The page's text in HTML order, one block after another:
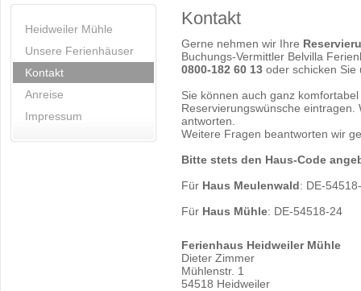
Heidweiler Mühle
Unsere Ferienhäuser
Kontakt
Anreise
Impressum
Kontakt
Gerne nehmen wir Ihre
Buchungs-Vermittler Belvilla
0800-182 60 13 oder schicken
Sie können auch ganz
Reservierungswünsche
antworten.
Weitere Fragen beantworten wir
Bitte stets den Haus-Code
Für Haus Meulenwald: DE-
Für Haus Mühle: DE-54518-24
Ferienhaus Heidweiler Mühle
Dieter Zimmer
Mühlenstr. 1
54518 Heidweiler